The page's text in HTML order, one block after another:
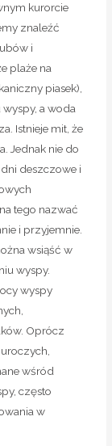
kurorcie
znaleźć
i
plaże na
piasek),
a woda
Istnieje mit, że
Jednak nie do
deszczowe i
tego nazwać
i przyjemnie.
wsiąść w
wyspy.
wyspy
Oprócz
wśród
często
w